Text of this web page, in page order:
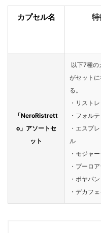
カプセル名 特
「NeroRistrett
o」アソートセ
ット
以下7種の
がセット
る。
・リストレ
・フォル
・エスプ
ル
・モジャ
・プーロ
・ポヤパン
・デカフ